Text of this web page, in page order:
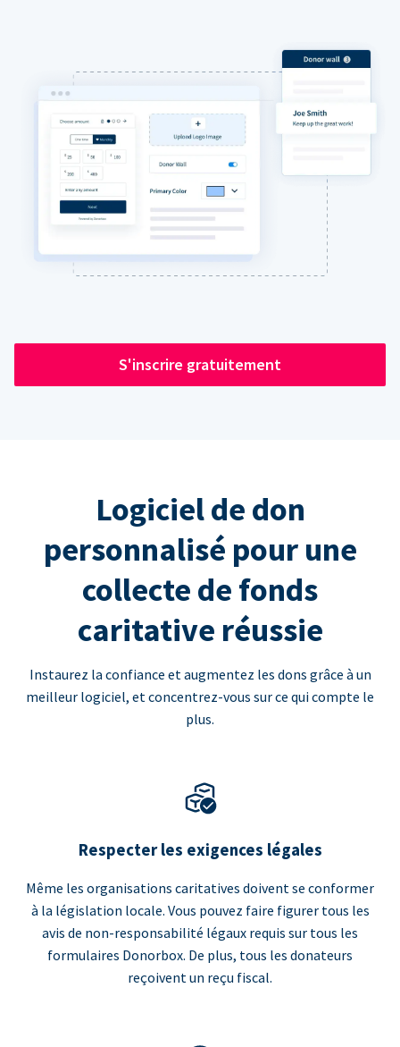
S'inscrire gratuitement
Logiciel de don
personnalisé pour une
collecte de fonds
caritative réussie
Instaurez la confiance et augmentez les dons grâce à un
meilleur logiciel, et concentrez-vous sur ce qui compte le
plus.
Respecter les exigences légales
Même les organisations caritatives doivent se conformer
à la législation locale. Vous pouvez faire figurer tous les
avis de non-responsabilité légaux requis sur tous les
formulaires Donorbox. De plus, tous les donateurs
reçoivent un reçu fiscal.